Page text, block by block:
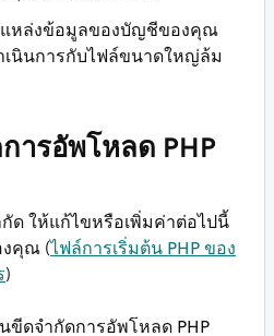
แหล่งข้อมูลของบัญชีของคุณ
เนินการกับไฟล์ขนาดใหญ่ล้ม
ารอัพโหลด PHP
ด ให้แก้ไขหรือเพิ่มค่าต่อไปนี้
งคุณ (ไฟล์การเริ่มต้น PHP ของ
)
ขีดจำกัดการอัพโหลด PHP